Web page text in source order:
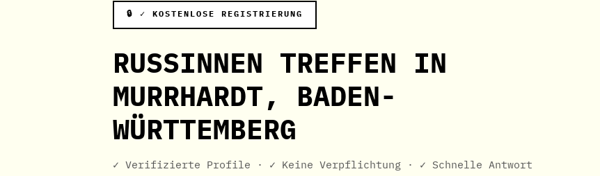
🔒 ✓ KOSTENLOSE REGISTRIERUNG
RUSSINNEN TREFFEN IN
MURRHARDT, BADEN-
WÜRTTEMBERG
✓ Verifizierte Profile · ✓ Keine Verpflichtung · ✓ Schnelle Antwort